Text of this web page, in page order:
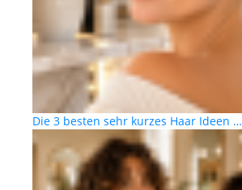
Die 3 besten sehr kurzes Haar Ideen …